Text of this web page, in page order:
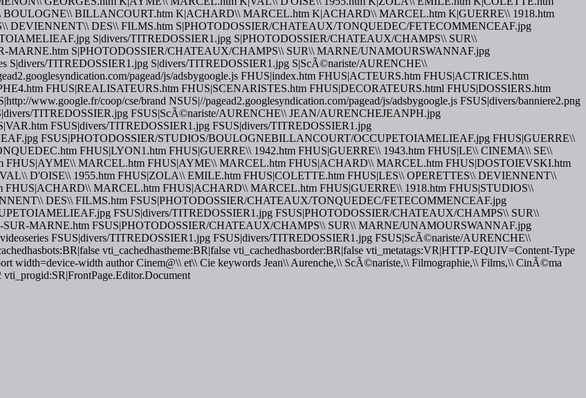
BILLANCOURT.htm K|ACHARD\\ MARCEL.htm K|ACHARD\\ MARCEL.htm K|GUERRE\\ 1918.htm
DEVIENNENT\\ DES\\ FILMS.htm S|PHOTODOSSIER/CHATEAUX/TONQUEDEC/FETECOMMENCEAF.jpg
S|divers/TITREDOSSIER1.jpg S|PHOTODOSSIER/CHATEAUX/CHAMPS\\ SUR\\
S|PHOTODOSSIER/CHATEAUX/CHAMPS\\ SUR\\ MARNE/UNAMOURSWANNAF.jpg
S|divers/TITREDOSSIER1.jpg S|divers/TITREDOSSIER1.jpg S|ScÃ©nariste/AURENCHE\\
pagead/js/adsbygoogle.js FHUS|index.htm FHUS|ACTEURS.htm FHUS|ACTRICES.htm
FHUS|REALISATEURS.htm FHUS|SCENARISTES.htm FHUS|DECORATEURS.html FHUS|DOSSIERS.htm
www.google.fr/coop/cse/brand NSUS|//pagead2.googlesyndication.com/pagead/js/adsbygoogle.js FSUS|divers/banniere2.png
TITREDOSSIER.jpg FSUS|ScÃ©nariste/AURENCHE\\ JEAN/AURENCHEJEANPH.jpg
FSUS|divers/TITREDOSSIER1.jpg FSUS|divers/TITREDOSSIER1.jpg
FSUS|PHOTODOSSIER/STUDIOS/BOULOGNEBILLANCOURT/OCCUPETOIAMELIEAF.jpg FHUS|GUERRE\\
FHUS|LYON1.htm FHUS|GUERRE\\ 1942.htm FHUS|GUERRE\\ 1943.htm FHUS|LE\\ CINEMA\\ SE\\
FHUS|AYME\\ MARCEL.htm FHUS|AYME\\ MARCEL.htm FHUS|ACHARD\\ MARCEL.htm FHUS|DOSTOIEVSKI.htm
D'OISE\\ 1955.htm FHUS|ZOLA\\ EMILE.htm FHUS|COLETTE.htm FHUS|LES\\ OPERETTES\\ DEVIENNENT\\
MARCEL.htm FHUS|ACHARD\\ MARCEL.htm FHUS|GUERRE\\ 1918.htm FHUS|STUDIOS\\
DES\\ FILMS.htm FSUS|PHOTODOSSIER/CHATEAUX/TONQUEDEC/FETECOMMENCEAF.jpg
FSUS|divers/TITREDOSSIER1.jpg FSUS|PHOTODOSSIER/CHATEAUX/CHAMPS\\ SUR\\
MARNE.htm FSUS|PHOTODOSSIER/CHATEAUX/CHAMPS\\ SUR\\ MARNE/UNAMOURSWANNAF.jpg
FSUS|divers/TITREDOSSIER1.jpg FSUS|divers/TITREDOSSIER1.jpg FSUS|ScÃ©nariste/AURENCHE\\
vti_cachedhastheme:BR|false vti_cachedhasborder:BR|false vti_metatags:VR|HTTP-EQUIV=Content-Type
width=device-width author Cinem@\\ et\\ Cie keywords Jean\\ Aurenche,\\ ScÃ©nariste,\\ Filmographie,\\ Films,\\ CinÃ©ma